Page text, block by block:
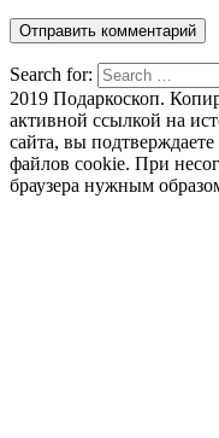
Search for:
2019 Подаркоскоп.
активной ссылкой на
сайта, вы подтверждаете
файлов cookie. При
браузера нужным